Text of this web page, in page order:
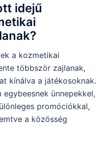
idejű
a kozmetikai
többször zajlanak,
kínálva a játékosoknak.
ünnepekkel,
promóciókkal,
a közösség